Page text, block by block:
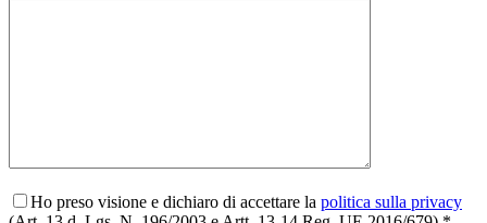
Ho preso visione e dichiaro di accettare la politica sulla privacy